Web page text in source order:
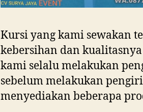
Kursi yang kami sewakan
kebersihan dan
kami selalu melakukan
sebelum melakukan
menyediakan beberapa